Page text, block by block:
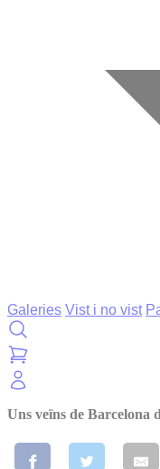
Galeries Vist i no vist
Uns veïns de Barcelona